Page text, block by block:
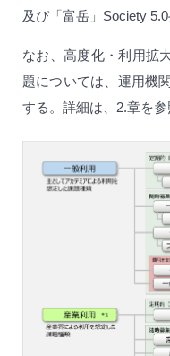
及び「富岳」Society
なお、高度化・利用拡
題については、運用機
する。詳細は、2.章を参